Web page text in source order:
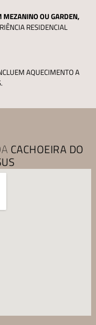
MEZANINO OU GARDEN,
RESIDENCIAL
AQUECIMENTO A
CACHOEIRA DO